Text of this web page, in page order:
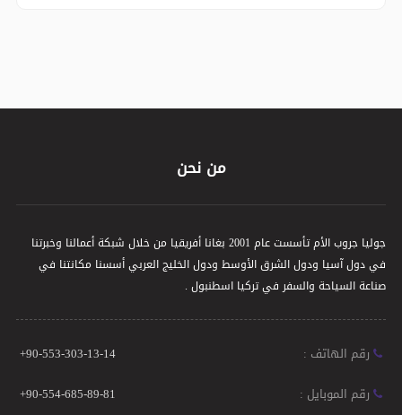
من نحن
جوليا جروب الأم تأسست عام 2001 بغانا أفريقيا من خلال شبكة أعمالنا وخبرتنا
في دول آسيا ودول الشرق الأوسط ودول الخليج العربي أسسنا مكانتنا في
صناعة السياحة والسفر في تركيا اسطنبول .
رقم الهاتف :
+90-553-303-13-14
رقم الموبايل :
+90-554-685-89-81